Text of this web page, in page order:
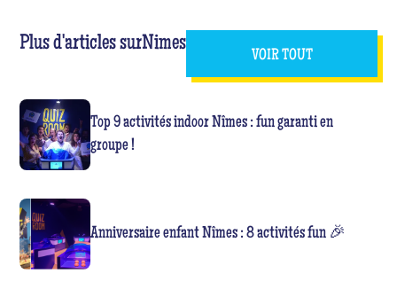
Plus d'articles surNimes
VOIR TOUT
Top 9 activités indoor Nîmes : fun garanti en
groupe !
Anniversaire enfant Nîmes : 8 activités fun 🎉